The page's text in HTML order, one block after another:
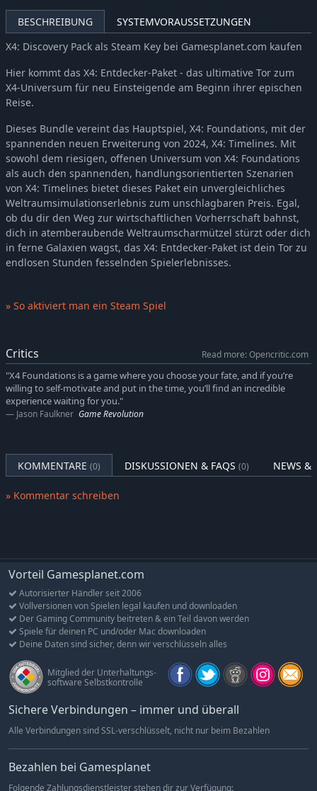
BESCHREIBUNG
SYSTEMVORAUSSETZUNGEN
X4: Discovery Pack als Steam Key bei Gamesplanet.com kaufen
Hier kommt das X4: Entdecker-Paket - das ultimative Tor zum
X4-Universum für neu Einsteigende am Beginn ihrer epischen
Reise.
Dieses Bundle vereint das Hauptspiel, X4: Foundations, mit der
spannenden neuen Erweiterung von 2024, X4: Timelines. Mit
sowohl dem riesigen, offenen Universum von X4: Foundations
als auch den spannenden, handlungsorientierten Szenarien
von X4: Timelines bietet dieses Paket ein unvergleichliches
Weltraumsimulationserlebnis zum unschlagbaren Preis. Egal,
ob du dir den Weg zur wirtschaftlichen Vorherrschaft bahnst,
dich in atemberaubende Weltraumscharmützel stürzt oder dich
in ferne Galaxien wagst, das X4: Entdecker-Paket ist dein Tor zu
endlosen Stunden fesselnden Spielerlebnisses.
» So aktiviert man ein Steam Spiel
Critics
Read more: Opencritic.com
"X4 Foundations is a game where you choose your fate, and if you’re
willing to self-motivate and put in the time, you’ll find an incredible
experience waiting for you."
Jason Faulkner Game Revolution
KOMMENTARE (0) DISKUSSIONEN & FAQS (0) NEWS &
» Kommentar schreiben
Vorteil Gamesplanet.com
Autorisierter Händler seit 2006
Vollversionen von Spielen legal kaufen und downloaden
Der Gaming Community beitreten & ein Teil davon werden
Spiele für deinen PC und/oder Mac downloaden
Deine Daten sind sicher, denn wir verschlüsseln alles
Mitglied der Unterhaltungs-
software Selbstkontrolle
Sichere Verbindungen – immer und überall
Alle Verbindungen sind SSL-verschlüsselt, nicht nur beim Bezahlen
Bezahlen bei Gamesplanet
Folgende Zahlungsdienstleister stehen dir zur Verfügung: